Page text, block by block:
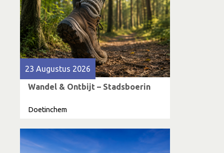
23 Augustus 2026
Wandel & Ontbijt – Stadsboerin
Doetinchem